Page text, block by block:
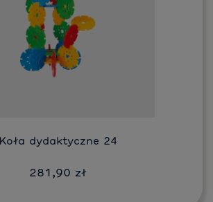
Koła dydaktyczne 24
281,90 zł
Do koszyka